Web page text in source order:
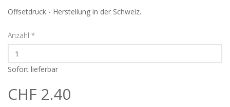
Offsetdruck - Herstellung in der Schweiz.
Anzahl *
Sofort lieferbar
CHF 2.40